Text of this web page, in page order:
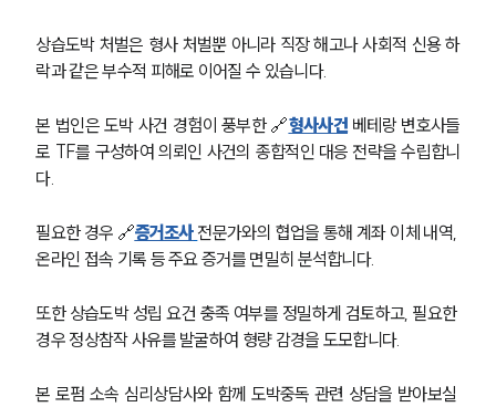
세미나
대륜법률상담예약
상습도박 처벌은 형사 처벌뿐 아니라 직장 해고나 사회적 신용 하
락과 같은 부수적 피해로 이어질 수 있습니다.
본 법인은 도박 사건 경험이 풍부한 🔗형사사건 베테랑 변호사들
로 TF를 구성하여 의뢰인 사건의 종합적인 대응 전략을 수립합니
다.
필요한 경우 🔗증거조사 전문가와의 협업을 통해 계좌 이체 내역,
온라인 접속 기록 등 주요 증거를 면밀히 분석합니다.
또한 상습도박 성립 요건 충족 여부를 정밀하게 검토하고, 필요한
경우 정상참작 사유를 발굴하여 형량 감경을 도모합니다.
본 로펌 소속 심리상담사와 함께 도박중독 관련 상담을 받아보실